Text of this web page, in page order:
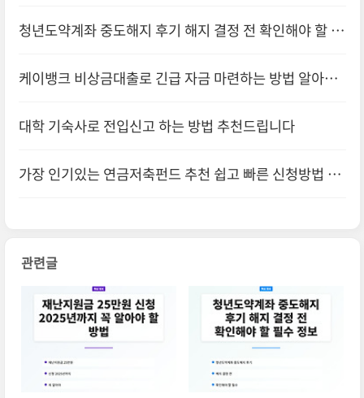
청년도약계좌 중도해지 후기 해지 결정 전 확인해야 할 필
케이뱅크 비상금대출로 긴급 자금 마련하는 방법 알아보
대학 기숙사로 전입신고 하는 방법 추천드립니다
가장 인기있는 연금저축펀드 추천 쉽고 빠른 신청방법 알
관련글